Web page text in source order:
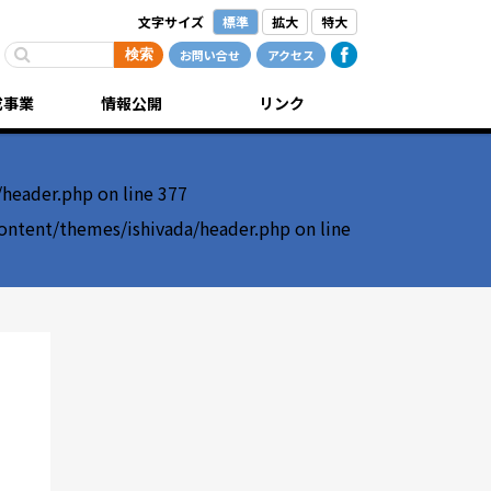
文字サイズ 標準 拡大 特大
お問い合せ アクセス
業 情報公開 リンク
on line 377
themes/ishivada/header.php on line